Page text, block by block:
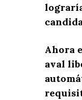
Ahora
aval